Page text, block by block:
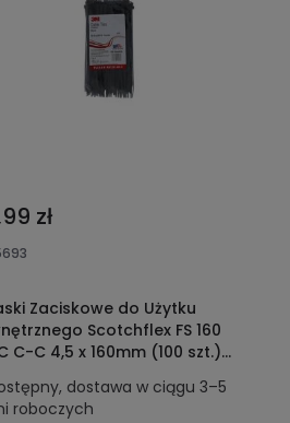
zł
Zaciskowe do Użytku
Scotchflex FS 160
C-C 4,5 x 160mm (100 szt.)
dostawa w ciągu 3–5
roboczych